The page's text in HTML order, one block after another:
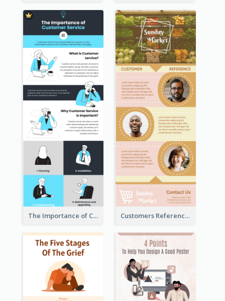
The Importance of Customer Service Infographic Customers Reference Infographic